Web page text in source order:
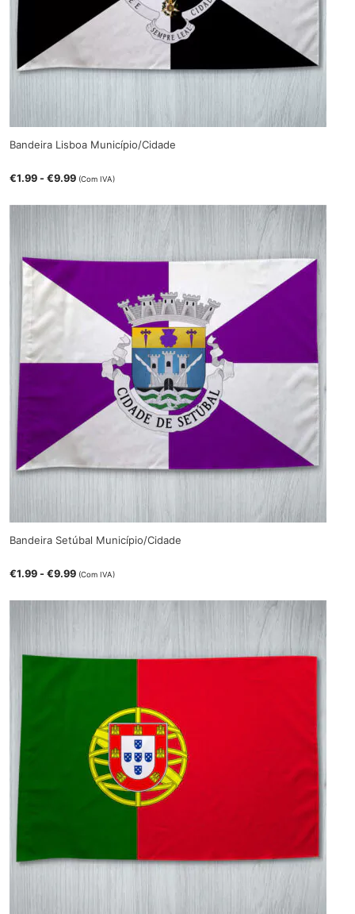
Bandeira Lisboa Município/Cidade
€1.99 -€9.99 (Com IVA)
Bandeira Setúbal Município/Cidade
€1.99 -€9.99 (Com IVA)